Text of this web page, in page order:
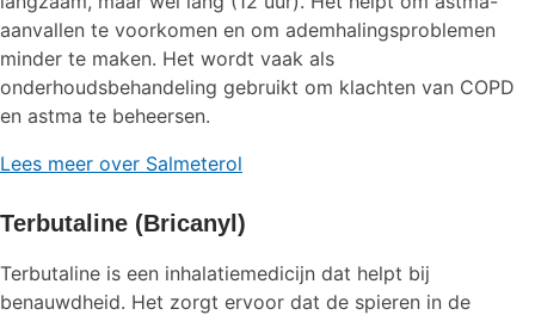
aanvallen te voorkomen en om ademhalingsproblemen
minder te maken. Het wordt vaak als
onderhoudsbehandeling gebruikt om klachten van COPD
en astma te beheersen.
Lees meer over Salmeterol
Terbutaline (Bricanyl)
Terbutaline is een inhalatiemedicijn dat helpt bij
benauwdheid. Het zorgt ervoor dat de spieren in de